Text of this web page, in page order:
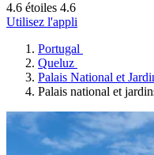
4.6 étoiles 4.6
Utilisez l'appli
Portugal
Queluz
Palais National et
Palais national et